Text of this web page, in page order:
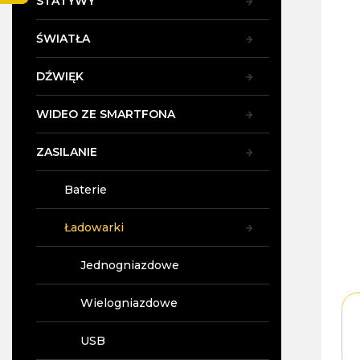
ŚWIATŁA
DŹWIĘK
WIDEO ZE SMARTFONA
ZASILANIE
Baterie
Ładowarki
Jednogniazdowe
Wielogniazdowe
USB